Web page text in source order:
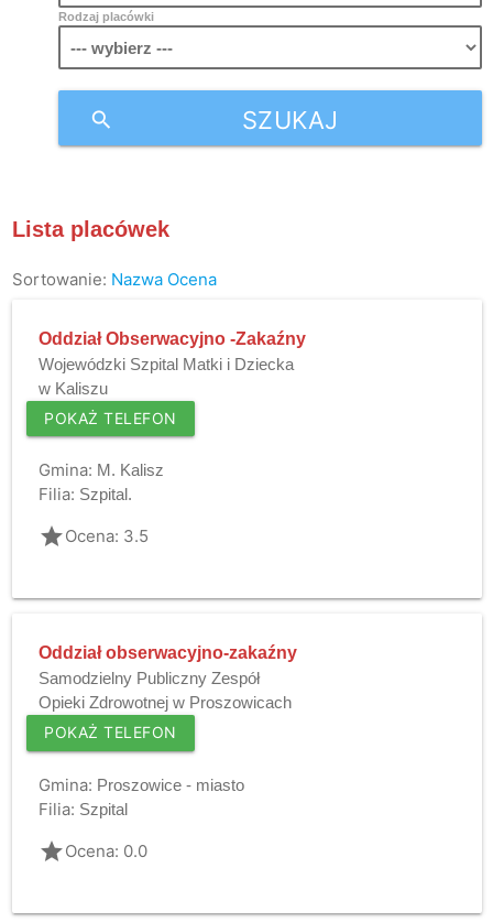
Rodzaj placówki
SZUKAJ
search
Lista placówek
Sortowanie: Nazwa Ocena
Oddział Obserwacyjno -Zakaźny
Wojewódzki Szpital Matki i Dziecka
w Kaliszu
POKAŻ TELEFON
Gmina: M. Kalisz
Filia: Szpital.
gradeOcena: 3.5
Oddział obserwacyjno-zakaźny
Samodzielny Publiczny Zespół
Opieki Zdrowotnej w Proszowicach
POKAŻ TELEFON
Gmina: Proszowice - miasto
Filia: Szpital
gradeOcena: 0.0